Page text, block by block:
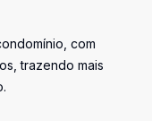
com
trazendo mais